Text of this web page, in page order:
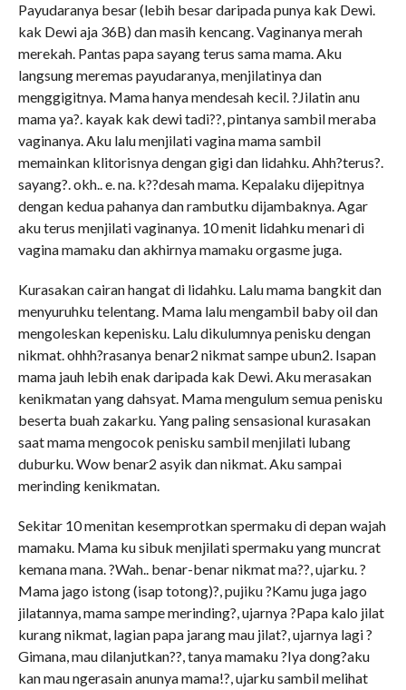
Payudaranya besar (lebih besar daripada punya kak Dewi.
kak Dewi aja 36B) dan masih kencang. Vaginanya merah
merekah. Pantas papa sayang terus sama mama. Aku
langsung meremas payudaranya, menjilatinya dan
menggigitnya. Mama hanya mendesah kecil. ?Jilatin anu
mama ya?. kayak kak dewi tadi??, pintanya sambil meraba
vaginanya. Aku lalu menjilati vagina mama sambil
memainkan klitorisnya dengan gigi dan lidahku. Ahh?terus?.
sayang?. okh.. e. na. k??desah mama. Kepalaku dijepitnya
dengan kedua pahanya dan rambutku dijambaknya. Agar
aku terus menjilati vaginanya. 10 menit lidahku menari di
vagina mamaku dan akhirnya mamaku orgasme juga.
Kurasakan cairan hangat di lidahku. Lalu mama bangkit dan
menyuruhku telentang. Mama lalu mengambil baby oil dan
mengoleskan kepenisku. Lalu dikulumnya penisku dengan
nikmat. ohhh?rasanya benar2 nikmat sampe ubun2. Isapan
mama jauh lebih enak daripada kak Dewi. Aku merasakan
kenikmatan yang dahsyat. Mama mengulum semua penisku
beserta buah zakarku. Yang paling sensasional kurasakan
saat mama mengocok penisku sambil menjilati lubang
duburku. Wow benar2 asyik dan nikmat. Aku sampai
merinding kenikmatan.
Sekitar 10 menitan kesemprotkan spermaku di depan wajah
mamaku. Mama ku sibuk menjilati spermaku yang muncrat
kemana mana. ?Wah.. benar-benar nikmat ma??, ujarku. ?
Mama jago istong (isap totong)?, pujiku ?Kamu juga jago
jilatannya, mama sampe merinding?, ujarnya ?Papa kalo jilat
kurang nikmat, lagian papa jarang mau jilat?, ujarnya lagi ?
Gimana, mau dilanjutkan??, tanya mamaku ?Iya dong?aku
kan mau ngerasain anunya mama!?, ujarku sambil melihat